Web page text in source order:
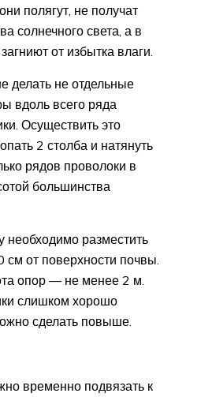
полягут, не получат
солнечного света, а в
от избытка влаги.
делать не отдельные
вдоль всего ряда
Осуществить это
2 столба и натянуть
рядов проволоки в
большинства
разместить
см от поверхности почвы.
опор — не менее 2 м.
слишком хорошо
сделать повыше.
временно подвязать к